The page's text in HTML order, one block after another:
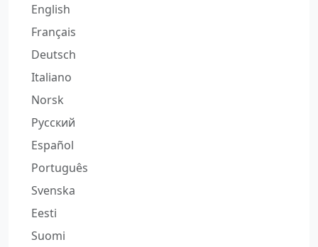
English
Français
Deutsch
Italiano
Norsk
Русский
Español
Português
Svenska
Eesti
Suomi